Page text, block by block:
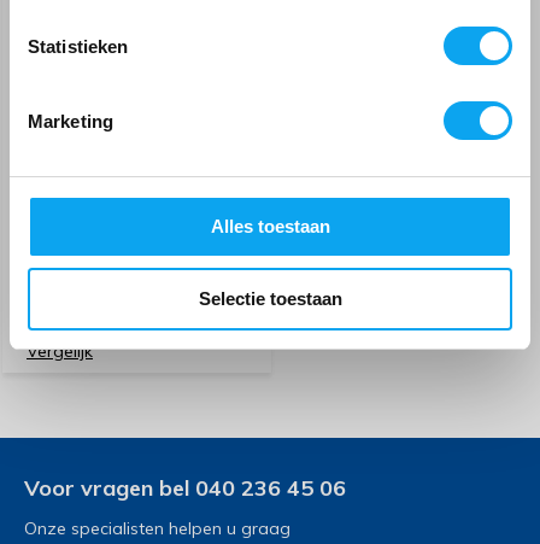
Statistieken
Marketing
Alles toestaan
Selectie toestaan
Tijdelijk uitverkocht
Vergelijk
Voor vragen bel 040 236 45 06
Onze specialisten helpen u graag